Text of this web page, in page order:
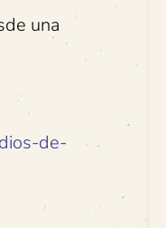
una
de-